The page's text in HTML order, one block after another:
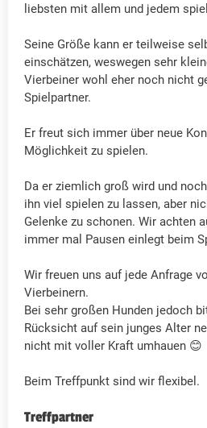
liebsten mit allem und jedem
Seine Größe kann er teilweise
einschätzen, weswegen sehr
Vierbeiner wohl eher noch nicht
Spielpartner.
Er freut sich immer über neue
Möglichkeit zu spielen.
Da er ziemlich groß wird und
ihn viel spielen zu lassen, aber
Gelenke zu schonen. Wir achten
immer mal Pausen einlegt beim
Wir freuen uns auf jede Anfrage
Vierbeinern.
Bei sehr großen Hunden jedoch
Rücksicht auf sein junges Alter
nicht mit voller Kraft umhauen 😊
Beim Treffpunkt sind wir flexibel.
Treffpartner